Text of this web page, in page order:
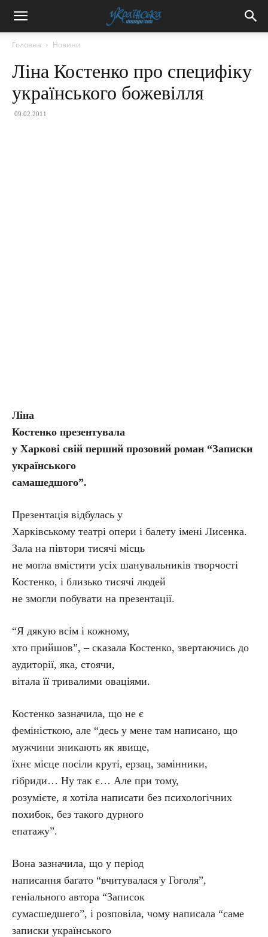
Головна Новини
Ліна Костенко про специфіку
українського божевілля
09.02.2011
Ліна
Костенко презентувала
у Харкові свій перший прозовий роман “Записки
українського
самашедшого”.
Презентація відбулась у
Харківському театрі опери і балету імені Лисенка.
Зала на півтори тисячі місць
не могла вмістити усіх шанувальників творчості
Костенко, і близько тисячі людей
не змогли побувати на презентації.
“Я дякую всім і кожному,
хто прийшов”, – сказала Костенко, звертаючись до
аудиторії, яка, стоячи,
вітала її тривалими оваціями.
Костенко зазначила, що не є
феміністкою, але “десь у мене там написано, що
мужчини зникають як явище,
їхнє місце посіли круті, ерзац, замінники,
гібриди… Ну так є… Але при тому,
розумієте, я хотіла написати без психологічних
похибок, без такого дурного
епатажу”.
Вона зазначила, що у період
написання багато “вчитувалася у Гоголя”,
геніального автора “Записок
сумасшедшего”, і розповіла, чому написала “саме
записки українського